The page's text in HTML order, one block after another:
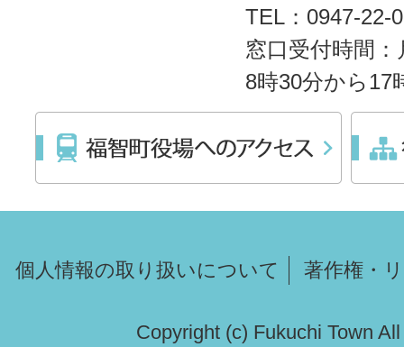
TEL：0947-22-
窓口受付時間
8時30分から17
個人情報の取り扱いについて 著作権・
Copyright (c) Fukuchi Town